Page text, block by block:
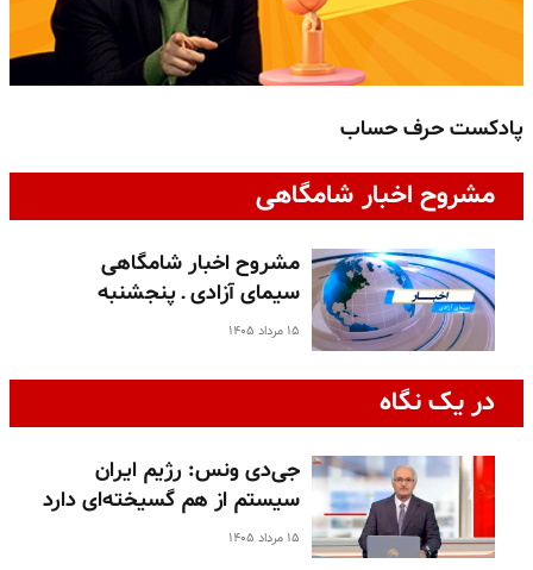
پادکست حرف حساب
مشروح اخبار شامگاهی
مشروح اخبار شامگاهی
سیمای آزادی ـ پنجشنبه
۱۵ مرداد ۱۴۰۵
در یک نگاه
جی‌دی ونس: رژیم ایران
سیستم از هم گسیخته‌ای دارد
۱۵ مرداد ۱۴۰۵